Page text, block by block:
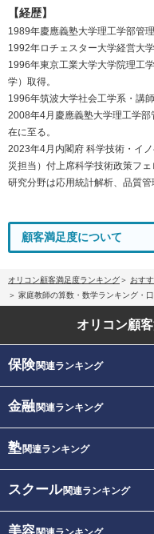
【経歴】
1989年慶應義塾大学理工学部管理
1992年ロチェスター大学経営大
1996年東京工業大学大学院理工
学）取得。
1996年筑波大学社会工学系・講
2008年4月慶應義塾大学理工学
在に至る。
2023年4月内閣府 科学技術・イ
災担当）付上席科学技術政策フェ
研究分野は応用統計解析、品質管
顧客満足度について
オリコン顧客満足度ランキング おす
家庭教師の算数・数学ランキング・
オリコン顧
保険関連ランキング
金融関連ランキング
塾関連ランキング
スクール関連ランキング